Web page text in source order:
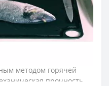
?
методом горячей
стали NITRUM.
а затем куют,
методом горячей
прочность,